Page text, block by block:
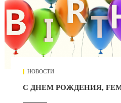
НОВОСТИ
С ДНЕМ РОЖДЕНИЯ,